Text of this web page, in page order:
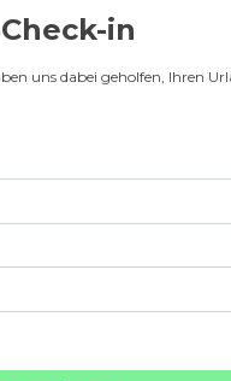
in
uns dabei geholfen, Ihren